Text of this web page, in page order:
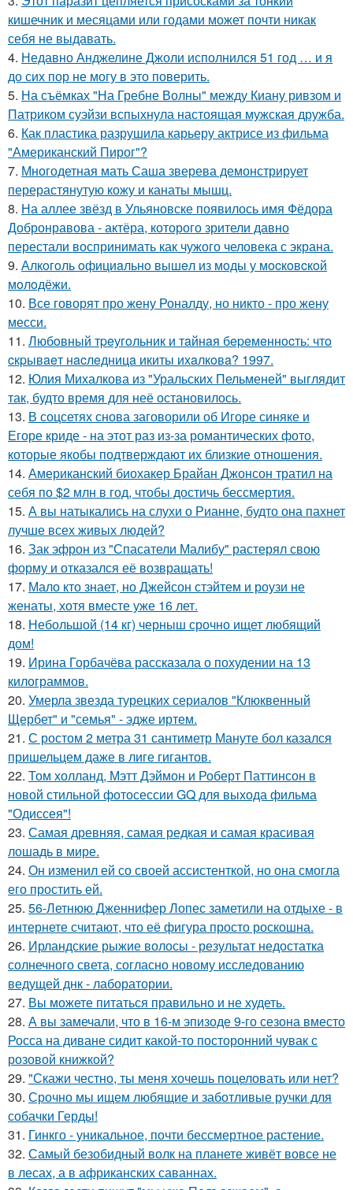
кишечник и месяцами или годами может почти никак
себя не выдавать.
4. Недавно Анджелине Джоли исполнился 51 год … и я
до сих пор не могу в это поверить.
5. На съёмках "На Гребне Волны" между Киану ривзом и
Патриком суэйзи вспыхнула настоящая мужская дружба.
6. Как пластика разрушила карьеру актрисе из фильма
"Американский Пирог"?
7. Многодетная мать Саша зверева демонстрирует
перерастянутую кожу и канаты мышц.
8. На аллее звёзд в Ульяновске появилось имя Фёдора
Добронравова - актёра, которого зрители давно
перестали воспринимать как чужого человека с экрана.
9. Алкoгoль oфициaльнo вышeл из мoды у мocкoвcкoй
мoлoдёжи.
10. Все говорят про жену Роналду, но никто - про жену
месси.
11. Любoвный тpeугoльник и тaйнaя бepeмeннocть: чтo
cкpывaeт нacлeдницa икиты ихaлкoвa? 1997.
12. Юлия Михалкова из "Уральских Пельменей" выглядит
так, будто время для неё остановилось.
13. В соцсетях снова заговорили об Игоре синяке и
Егоре криде - на этот раз из-за романтических фото,
которые якобы подтверждают их близкие отношения.
14. Американский биохакер Брайан Джонсон тратил на
себя по $2 млн в год, чтобы достичь бессмертия.
15. А вы натыкались на слухи о Рианне, будто она пахнет
лучше всех живых людей?
16. Зак эфрон из "Спасатели Малибу" растерял свою
форму и отказался её возвращать!
17. Мало кто знает, но Джейсон стэйтем и роузи не
женаты, хотя вместе уже 16 лет.
18. Небольшой (14 кг) черныш срочно ищет любящий
дом!
19. Ирина Горбачёва рассказала о похудении на 13
килограммов.
20. Умерла звезда турецких сериалов "Клюквенный
Щербет" и "семья" - эдже иртем.
21. С ростом 2 метра 31 сантиметр Мануте бол казался
пришельцем даже в лиге гигантов.
22. Том холланд, Мэтт Дэймон и Роберт Паттинсон в
новой стильной фотосессии GQ для выхода фильма
"Одиссея"!
23. Самая древняя, самая редкая и самая красивая
лошадь в мире.
24. Он изменил ей со своей ассистенткой, но она смогла
его простить ей.
25. 56-Летнюю Дженнифер Лопес заметили на отдыхе - в
интернете считают, что её фигура просто роскошна.
26. Ирландские рыжие волосы - результат недостатка
солнечного света, согласно новому исследованию
ведущей днк - лаборатории.
27. Вы можете питаться правильно и не худеть.
28. А вы замечали, что в 16-м эпизоде 9-го сезона вместо
Росса на диване сидит какой-то посторонний чувак с
розовой книжкой?
29. "Скажи честно, ты меня хочешь поцеловать или нет?
30. Срочно мы ищем любящие и заботливые ручки для
собачки Герды!
31. Гинкго - уникальное, почти бессмертное растение.
32. Самый безобидный волк на планете живёт вовсе не
в лесах, а в африканских саваннах.